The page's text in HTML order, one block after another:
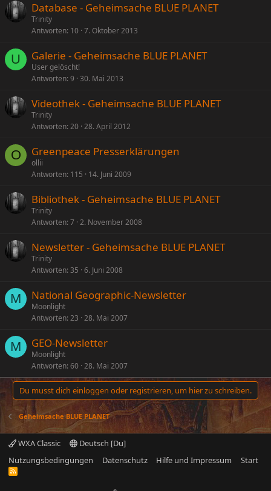
Database - Geheimsache BLUE PLANET
Trinity
Antworten 10 7. Oktober 2013
U Galerie - Geheimsache BLUE PLANET
User gelöscht!
Antworten 9 30. Mai 2013
Videothek - Geheimsache BLUE PLANET
Trinity
Antworten 20 28. April 2012
O Greenpeace Presserklärungen
ollii
Antworten 115 14. Juni 2009
Bibliothek - Geheimsache BLUE PLANET
Trinity
Antworten 7 2. November 2008
Newsletter - Geheimsache BLUE PLANET
Trinity
Antworten 35 6. Juni 2008
M National Geographic-Newsletter
Moonlight
Antworten 23 28. Mai 2007
M GEO-Newsletter
Moonlight
Antworten 60 28. Mai 2007
Du musst dich einloggen oder registrieren, um hier zu schreiben.
Geheimsache BLUE PLANET
WXA Classic
Deutsch [Du]
Nutzungsbedingungen
Datenschutz Hilfe und Impressum Start
R